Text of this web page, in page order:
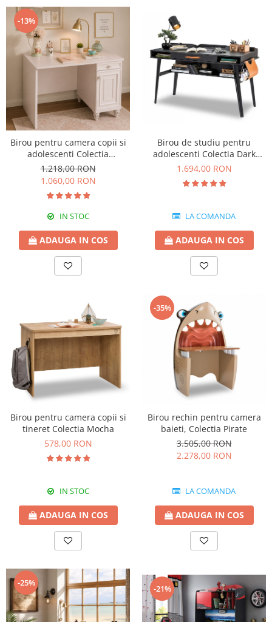
-13%
Birou pentru camera copii si
adolescenti Colectia
Romantica
1.218,00 RON
1.060,00 RON
IN STOC
ADAUGA IN COS
Birou de studiu pentru
adolescenti Colectia Dark
Metal
1.694,00 RON
LA COMANDA
ADAUGA IN COS
Birou pentru camera copii si
tineret Colectia Mocha
578,00 RON
IN STOC
ADAUGA IN COS
-35%
Birou rechin pentru camera
baieti, Colectia Pirate
3.505,00 RON
2.278,00 RON
LA COMANDA
ADAUGA IN COS
-25%
-21%